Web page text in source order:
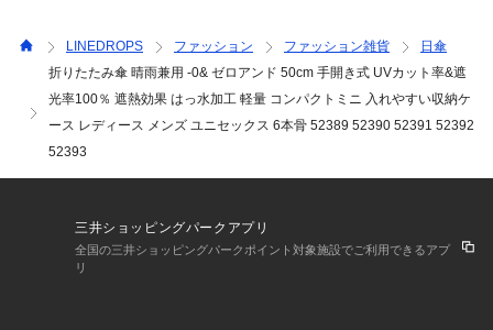
ものだけを謳っております。
これらの品質や安全面もあり、一部商品は百貨店様などでもお
取り扱いいただいております。
LINEDROPS ファッション ファッション雑貨
日傘
折りたたみ傘 晴雨兼用 -0& ゼロアンド 50cm 手開き式 UVカット率&遮
光率100％ 遮熱効果 はっ水加工 軽量 コンパクトミニ 入れやすい収納ケ
ース レディース メンズ ユニセックス 6本骨 52389 52390 52391 52392
52393
三井ショッピングパークアプリ
全国の三井ショッピングパークポイント対象施設でご利用できるアプ
リ